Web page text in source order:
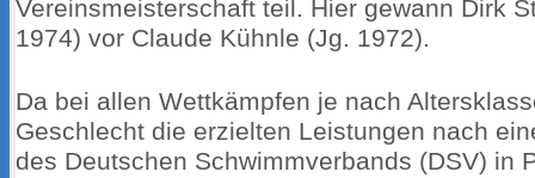
Vereinsmeisterschaft teil. Hier gewann Dirk
1974) vor Claude Kühnle (Jg. 1972).
Da bei allen Wettkämpfen je nach
Geschlecht die erzielten Leistungen nach
des Deutschen Schwimmverbands (DSV) in